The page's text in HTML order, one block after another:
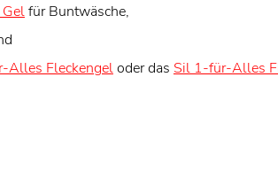
für Buntwäsche,
Alles Fleckengeloder das Sil 1-für-Alles